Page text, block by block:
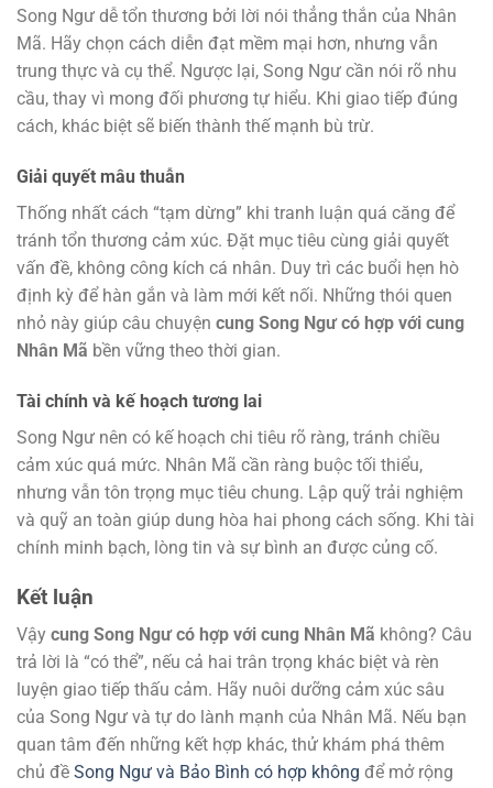
Song Ngư dễ tổn thương bởi lời nói thẳng thắn của Nhân
Mã. Hãy chọn cách diễn đạt mềm mại hơn, nhưng vẫn
trung thực và cụ thể. Ngược lại, Song Ngư cần nói rõ nhu
cầu, thay vì mong đối phương tự hiểu. Khi giao tiếp đúng
cách, khác biệt sẽ biến thành thế mạnh bù trừ.
Giải quyết mâu thuẫn
Thống nhất cách “tạm dừng” khi tranh luận quá căng để
tránh tổn thương cảm xúc. Đặt mục tiêu cùng giải quyết
vấn đề, không công kích cá nhân. Duy trì các buổi hẹn hò
định kỳ để hàn gắn và làm mới kết nối. Những thói quen
nhỏ này giúp câu chuyện cung Song Ngư có hợp với cung
Nhân Mã bền vững theo thời gian.
Tài chính và kế hoạch tương lai
Song Ngư nên có kế hoạch chi tiêu rõ ràng, tránh chiều
cảm xúc quá mức. Nhân Mã cần ràng buộc tối thiểu,
nhưng vẫn tôn trọng mục tiêu chung. Lập quỹ trải nghiệm
và quỹ an toàn giúp dung hòa hai phong cách sống. Khi tài
chính minh bạch, lòng tin và sự bình an được củng cố.
Kết luận
Vậy cung Song Ngư có hợp với cung Nhân Mã không? Câu
trả lời là “có thể”, nếu cả hai trân trọng khác biệt và rèn
luyện giao tiếp thấu cảm. Hãy nuôi dưỡng cảm xúc sâu
của Song Ngư và tự do lành mạnh của Nhân Mã. Nếu bạn
quan tâm đến những kết hợp khác, thử khám phá thêm
chủ đề Song Ngư và Bảo Bình có hợp không để mở rộng